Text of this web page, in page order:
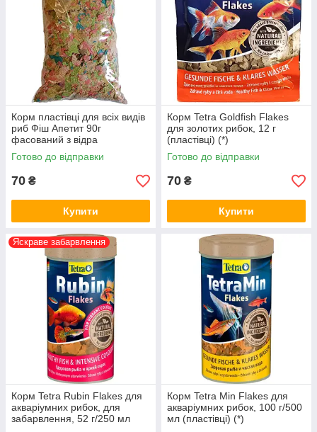
Корм пластівці для всіх видів
риб Фіш Апетит 90г
фасований з відра
Готово до відправки
70 ₴
Купити
Корм Tetra Goldfish Flakes
для золотих рибок, 12 г
(пластівці) (*)
Готово до відправки
70 ₴
Купити
Яскраве забарвлення
Корм Tetra Rubin Flakes для
акваріумних рибок, для
забарвлення, 52 г/250 мл
Корм Tetra Min Flakes для
акваріумних рибок, 100 г/500
мл (пластівці) (*)